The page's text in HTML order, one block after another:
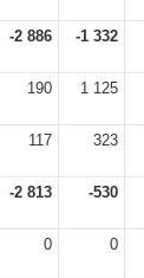
-2 886 -1 332
190 1 125
117 323
-2 813 -530
0 0